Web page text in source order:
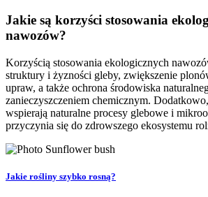
Jakie są korzyści stosowania
nawozów?
Korzyścią stosowania ekologicznych
struktury i żyzności gleby, zwiększenie
upraw, a także ochrona środowiska
zanieczyszczeniem chemicznym.
wspierają naturalne procesy glebowe i
przyczynia się do zdrowszego ekosystemu
Jakie rośliny szybko rosną?